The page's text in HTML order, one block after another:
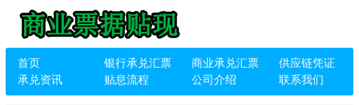
首页 银行承兑汇票 商业承兑汇票
供应链凭证
承兑资讯
贴息流程 公司介绍 联系我们